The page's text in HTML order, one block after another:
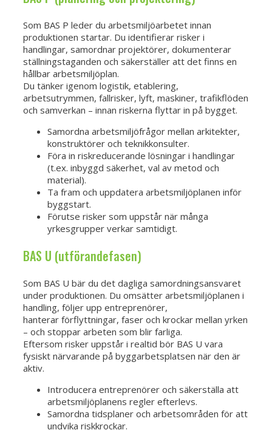
Som BAS P leder du arbetsmiljöarbetet innan
produktionen startar. Du identifierar risker i
handlingar, samordnar projektörer, dokumenterar
ställningstaganden och säkerställer att det finns en
hållbar arbetsmiljöplan.
Du tänker igenom logistik, etablering,
arbetsutrymmen, fallrisker, lyft, maskiner, trafikflöden
och samverkan – innan riskerna flyttar in på bygget.
Samordna arbetsmiljöfrågor mellan arkitekter,
konstruktörer och teknikkonsulter.
Föra in riskreducerande lösningar i handlingar
(t.ex. inbyggd säkerhet, val av metod och
material).
Ta fram och uppdatera arbetsmiljöplanen inför
byggstart.
Förutse risker som uppstår när många
yrkesgrupper verkar samtidigt.
BAS U (utförandefasen)
Som BAS U bär du det dagliga samordningsansvaret
under produktionen. Du omsätter arbetsmiljöplanen i
handling, följer upp entreprenörer,
hanterar förflyttningar, faser och krockar mellan yrken
– och stoppar arbeten som blir farliga.
Eftersom risker uppstår i realtid bör BAS U vara
fysiskt närvarande på byggarbetsplatsen när den är
aktiv.
Introducera entreprenörer och säkerställa att
arbetsmiljöplanens regler efterlevs.
Samordna tidsplaner och arbetsområden för att
undvika riskkrockar.